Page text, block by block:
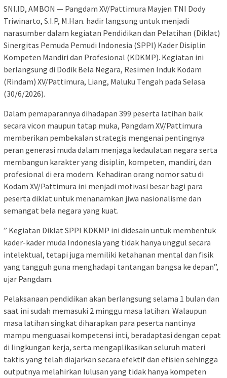
SNI.ID, AMBON — Pangdam XV/Pattimura Mayjen TNI Dody
Triwinarto, S.I.P, M.Han. hadir langsung untuk menjadi
narasumber dalam kegiatan Pendidikan dan Pelatihan (Diklat)
Sinergitas Pemuda Pemudi Indonesia (SPPI) Kader Disiplin
Kompeten Mandiri dan Profesional (KDKMP). Kegiatan ini
berlangsung di Dodik Bela Negara, Resimen Induk Kodam
(Rindam) XV/Pattimura, Liang, Maluku Tengah pada Selasa
(30/6/2026).
​Dalam pemaparannya dihadapan 399 peserta latihan baik
secara vicon maupun tatap muka, Pangdam XV/Pattimura
memberikan pembekalan strategis mengenai pentingnya
peran generasi muda dalam menjaga kedaulatan negara serta
membangun karakter yang disiplin, kompeten, mandiri, dan
profesional di era modern. Kehadiran orang nomor satu di
Kodam XV/Pattimura ini menjadi motivasi besar bagi para
peserta diklat untuk menanamkan jiwa nasionalisme dan
semangat bela negara yang kuat.
​” Kegiatan Diklat SPPI KDKMP ini didesain untuk membentuk
kader-kader muda Indonesia yang tidak hanya unggul secara
intelektual, tetapi juga memiliki ketahanan mental dan fisik
yang tangguh guna menghadapi tantangan bangsa ke depan”,
ujar Pangdam.
Pelaksanaan pendidikan akan berlangsung selama 1 bulan dan
saat ini sudah memasuki 2 minggu masa latihan. Walaupun
masa latihan singkat diharapkan para peserta nantinya
mampu menguasai kompetensi inti, beradaptasi dengan cepat
di lingkungan kerja, serta mengaplikasikan seluruh materi
taktis yang telah diajarkan secara efektif dan efisien sehingga
outputnya melahirkan lulusan yang tidak hanya kompeten